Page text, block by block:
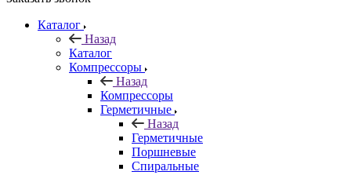
Каталог
Назад
Каталог
Компрессоры
Назад
Компрессоры
Герметичные
Назад
Герметичные
Поршневые
Спиральные